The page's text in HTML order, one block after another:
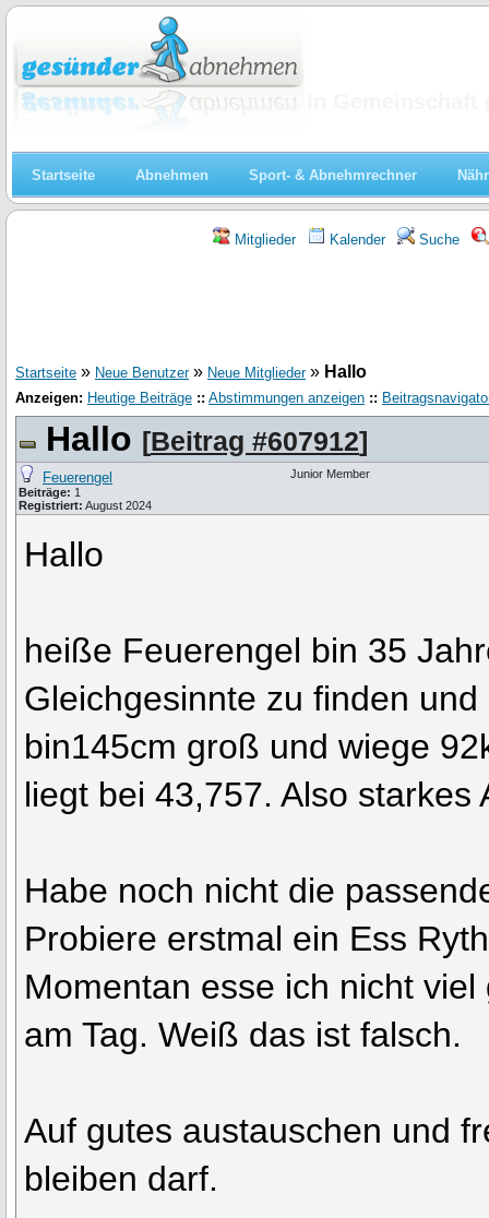
Startseite Abnehmen Sport- & Abnehmrechner
Mitglieder Kalender Suche
Startseite » Neue Benutzer» Neue Mitglieder» Hallo
Anzeigen: Heutige Beiträge :: Abstimmungen anzeigen ::
Hallo [Beitrag #607912]
Feuerengel
Beiträge: 1
Registriert: August 2024
Junior Member
Hallo
heiße Feuerengel bin 35
Gleichgesinnte zu finden
bin145cm groß und wiege
liegt bei 43,757. Also starkes
Habe noch nicht die
Probiere erstmal ein Ess
Momentan esse ich nicht
am Tag. Weiß das ist falsch.
Auf gutes austauschen und
bleiben darf.